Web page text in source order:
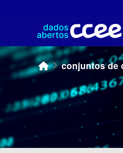
conjuntos de